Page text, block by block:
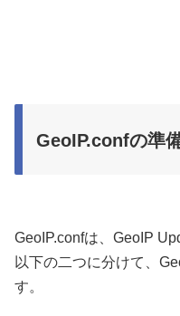
GeoIP.confの準
GeoIP.confは、GeoIP
以下の二つに分けて、
す。